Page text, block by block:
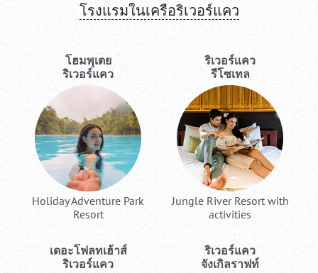
โรงแรมในเครือริเวอร์แคว
โฮมพุเตย
ริเวอร์แคว
Holiday Adventure Park
Resort
ริเวอร์เเคว
รีโซเทล
Jungle River Resort with
activities
เดอะโฟลทเฮ้าส์
ริเวอร์แคว
ริเวอร์แคว
จังเกิลราฟท์